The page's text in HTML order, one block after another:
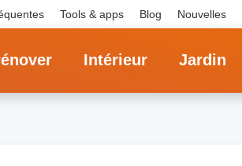
Tools & apps Blog Nouvelles
Intérieur Jardin